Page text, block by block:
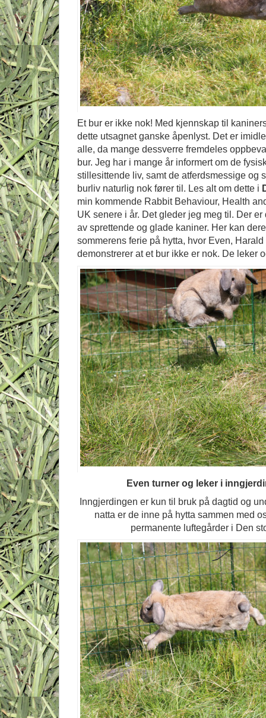
Et bur er ikke nok! Med kjennskap til
dette utsagnet ganske åpenlyst. Det er
alle, da mange dessverre fremdeles
bur. Jeg har i mange år informert om de
stillesittende liv, samt de atferdsmessige og
burliv naturlig nok fører til. Les alt om dette i
min kommende Rabbit Behaviour, Health
UK senere i år. Det gleder jeg meg til. Der
av sprettende og glade kaniner. Her kan
sommerens ferie på hytta, hvor Even,
demonstrerer at et bur ikke er nok. De leker
Even turner og leker i
Inngjerdingen er kun til bruk på dagtid og
natta er de inne på hytta sammen med
permanente luftegårder i Den